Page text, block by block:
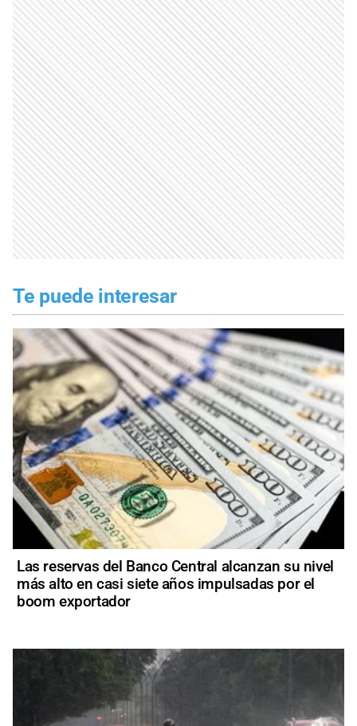
Te puede interesar
Las reservas del Banco Central alcanzan su nivel
más alto en casi siete años impulsadas por el
boom exportador